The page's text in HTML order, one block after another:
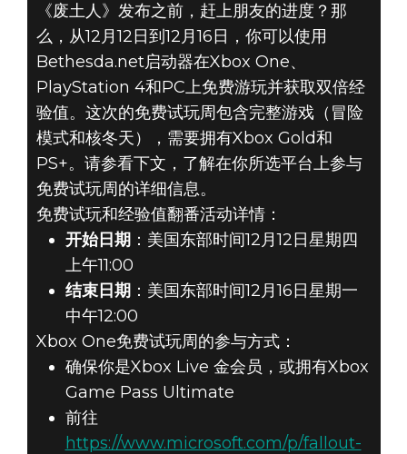
Fallout 76
2019年12月12日
《FALLOUT
76》：全平台免
费试玩和经验值
翻番周
《废土人》发布之前，赶上朋友的进度？那
么，从12月12日到12月16日，你可以使用
Bethesda.net启动器在Xbox One、
PlayStation 4和PC上免费游玩并获取双倍经
验值。这次的免费试玩周包含完整游戏（冒险
模式和核冬天），需要拥有Xbox Gold和
PS+。请参看下文，了解在你所选平台上参与
免费试玩周的详细信息。
免费试玩和经验值翻番活动详情：
开始日期 ：美国东部时间12月12日星期四
上午11:00
结束日期 ：美国东部时间12月16日星期一
中午12:00
Xbox One免费试玩周的参与方式：
确保你是Xbox Live 金会员，或拥有Xbox
Game Pass Ultimate
前往
https://www.microsoft.com/p/fallout-